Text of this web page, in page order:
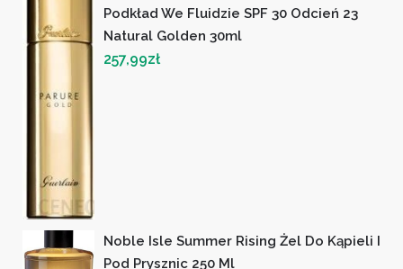
Podkład We Fluidzie SPF 30 Odcień 23
Natural Golden 30ml
257,99zł
Noble Isle Summer Rising Żel Do Kąpieli I
Pod Prysznic 250 Ml